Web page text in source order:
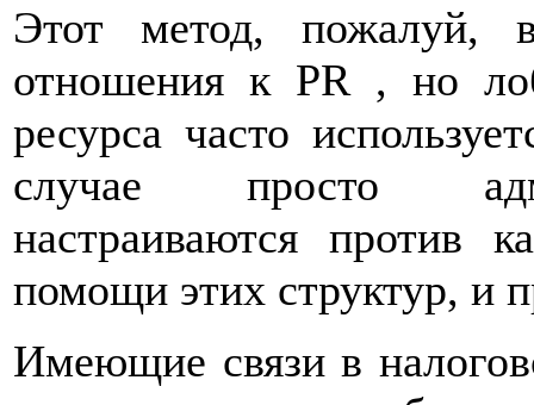
Этот метод, пожалуй,
отношения к PR , но
ресурса часто
случае просто
настраиваются против
помощи этих структур, и
Имеющие связи в